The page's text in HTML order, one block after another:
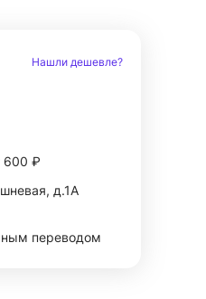
Нашли дешевле?
600 ₽
д.1А
переводом